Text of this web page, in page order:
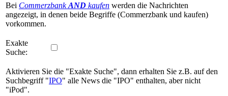
Bei CommerzbankAND kaufen werden die Nachrichten
angezeigt, in denen beide Begriffe (Commerzbank und kaufen)
vorkommen.
Exakte
Suche:
Aktivieren Sie die "Exakte Suche", dann erhalten Sie z.B. auf den
Suchbegriff "IPO" alle News die "IPO" enthalten, aber nicht
"iPod".